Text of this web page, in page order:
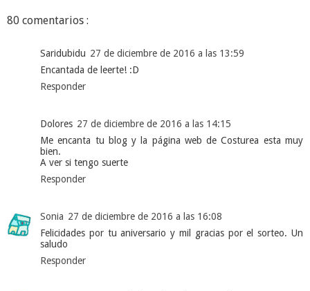
80 comentarios :
Saridubidu 27 de diciembre de 2016 a las 13:59
Encantada de leerte! :D
Responder
Dolores 27 de diciembre de 2016 a las 14:15
Me encanta tu blog y la página web de Costurea esta muy
bien.
A ver si tengo suerte
Responder
Sonia 27 de diciembre de 2016 a las 16:08
Felicidades por tu aniversario y mil gracias por el sorteo. Un
saludo
Responder